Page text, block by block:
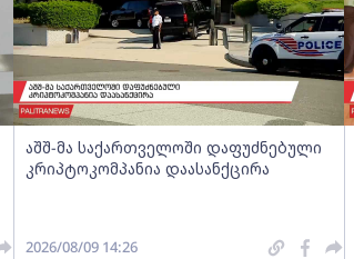
აშშ-მა საქართველოში დაფუძნებული
კრიპტოკომპანია დაასანქცირა
2026/08/09 14:26